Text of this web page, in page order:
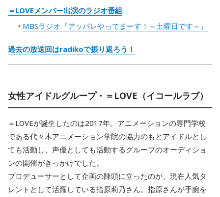
＝LOVEメンバー出演のラジオ番組
MBSラジオ『アッパレやってまーす！～土曜日です～』
過去の放送回はradikoで振り返ろう！
女性アイドルグループ・＝LOVE（イコールラブ）
＝LOVEが誕生したのは2017年。アニメーションの専門学校
である代々木アニメーション学院の協力のもとアイドルとし
ても活動し、声優としても活動するグループのオーディショ
ンの開催がきっかけでした。
プロデューサーとして企画の陣頭に立ったのが、現在人気タ
レントとして活躍している指原莉乃さん。指原さんが手腕を